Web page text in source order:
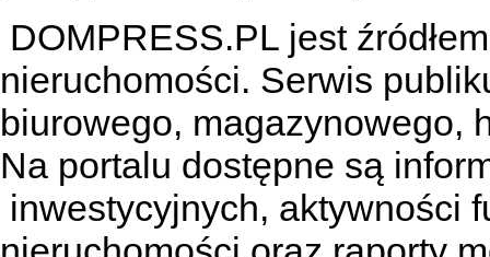
DOMPRESS.PL jest
nieruchomości. Serwis
biurowego, magazynowego,
Na portalu dostępne są
inwestycyjnych, aktywności